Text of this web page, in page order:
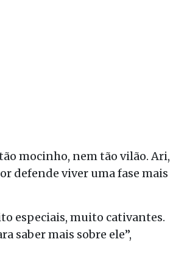
mocinho, nem tão vilão. Ari,
defende viver uma fase mais
especiais, muito cativantes.
saber mais sobre ele”,